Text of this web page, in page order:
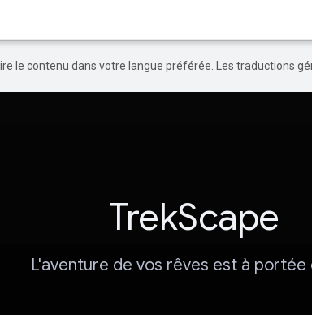
le contenu dans votre langue préférée. Les traductions
TrekScape
L'aventure de vos rêves est à portée